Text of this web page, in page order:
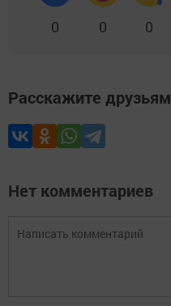
0 0 0
Расскажите друзьям
Нет комментариев